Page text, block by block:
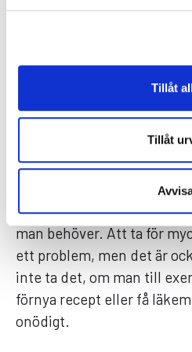
Tillåt
Tillåt
bedömning kring
om det behövs tester och
vårdcentral eller akut
få sitta där i flera timmar,
ganska enkelt egentligen.
verkligen människor i
gör oss alla friskare också.
man behöver. Att ta för
ett problem, men det är
inte ta det, om man till
förnya recept eller få
onödigt.